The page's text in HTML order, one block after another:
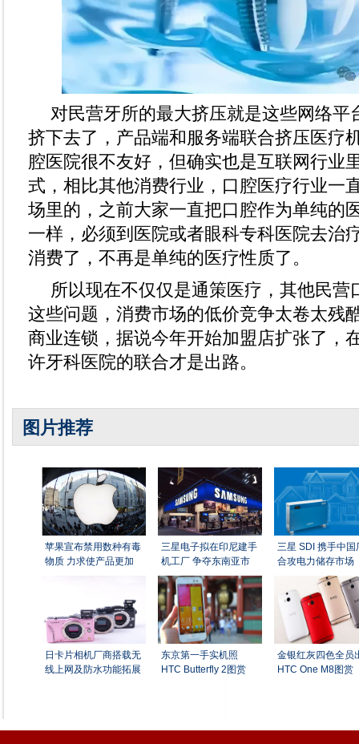
对民营牙所的最大挤压就是这些网络平
挤下去了，产品端和服务端联合挤压医疗
腔医院很不友好，但确实也是互联网行业
式，相比其他消费行业，口腔医疗行业一
场里的，之前大家一直把口腔作为单纯的
一样，必须到医院或者眼科专科医院去治
消费了，不再是单纯的医疗性质了。
所以现在不仅仅是通策医疗，其他民营
这些问题，消费市场的低价竞争太卷太残
商业连锁，据说今年开始加盟店扩张了，
许牙科医院的联合才是出路。
图片推荐
苹果宣布禁用数种有毒
物质 力求使产品更加
三星电子拟在印尼建手
机工厂 争夺东南亚市
三星 SDI 携手中国
合攻电力储存市场
日卡片相机厂商搭载无
线上网及防水功能拓展
东京第一手实机照
HTC Butterfly 2图赏
金银红灰四色全员
HTC One M8图赏